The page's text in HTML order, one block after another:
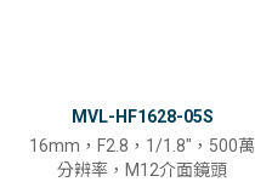
MVL-HF1628-05S
16mm，F2.8，1/1.8"，500萬
分辨率，M12介面鏡頭